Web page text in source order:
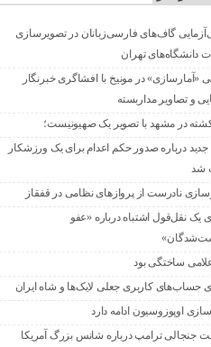
گاف‌های فارسی‌زبانان در تصویرسازی
دانشگاه‌های تهران
«آمارسازی» در مونیخ با افشاگری خبرنگار
و تصاویر مداربسته
در مشهد با تصویر یک صهیونیست؛
جدید درباره صدور حکم اعدام برای یک ورزشکار
شد
نادرست از پروازهای نظامی در قفقاز
یک نقل‌قول اشتباه درباره «عفو
ساختگی بود
حساب‌های کاربری جعلی لایک‌ها و شاه ایران
اوپوزوسیون ادامه دارد
جنجالی ترامپ درباره شانس بزرگ آمریکا